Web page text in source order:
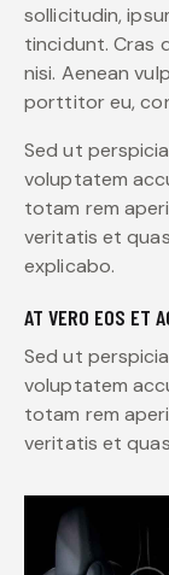
sollicitudin,
tincidunt. Cras
nisi. Aenean
porttitor eu,
Sed ut
voluptatem
totam rem
veritatis et
explicabo.
AT VERO EOS ET
Sed ut
voluptatem
totam rem
veritatis et